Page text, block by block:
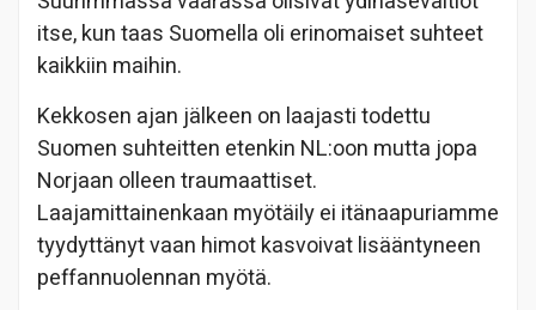
itse, kun taas Suomella oli erinomaiset suhteet
kaikkiin maihin.
Kekkosen ajan jälkeen on laajasti todettu
Suomen suhteitten etenkin NL:oon mutta jopa
Norjaan olleen traumaattiset.
Laajamittainenkaan myötäily ei itänaapuriamme
tyydyttänyt vaan himot kasvoivat lisääntyneen
peffannuolennan myötä.